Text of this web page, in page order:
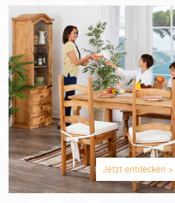
Jetzt entdecken >